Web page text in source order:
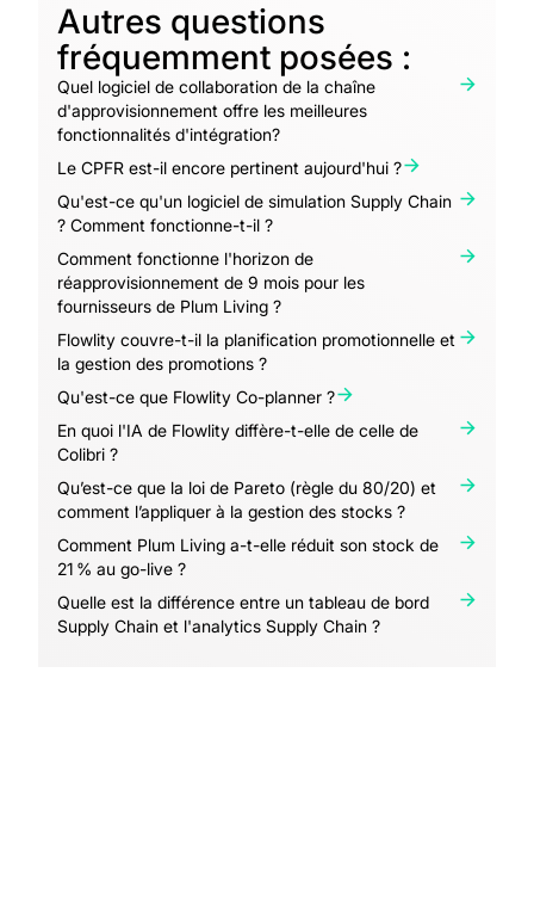
Autres questions
fréquemment posées :
Quel logiciel de collaboration de la chaîne
d'approvisionnement offre les meilleures
fonctionnalités d'intégration?
Le CPFR est-il encore pertinent aujourd'hui ?
Qu'est-ce qu'un logiciel de simulation Supply Chain
? Comment fonctionne-t-il ?
Comment fonctionne l'horizon de
réapprovisionnement de 9 mois pour les
fournisseurs de Plum Living ?
Flowlity couvre-t-il la planification promotionnelle et
la gestion des promotions ?
Qu'est-ce que Flowlity Co-planner ?
En quoi l'IA de Flowlity diffère-t-elle de celle de
Colibri ?
Qu’est-ce que la loi de Pareto (règle du 80/20) et
comment l’appliquer à la gestion des stocks ?
Comment Plum Living a-t-elle réduit son stock de
21 % au go-live ?
Quelle est la différence entre un tableau de bord
Supply Chain et l'analytics Supply Chain ?